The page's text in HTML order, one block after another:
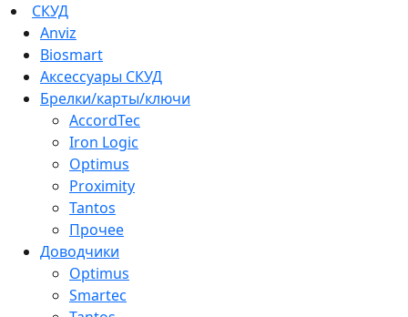
СКУД
Anviz
Biosmart
Аксессуары СКУД
Брелки/карты/ключи
AccordTec
Iron Logic
Optimus
Proximity
Tantos
Прочее
Доводчики
Optimus
Smartec